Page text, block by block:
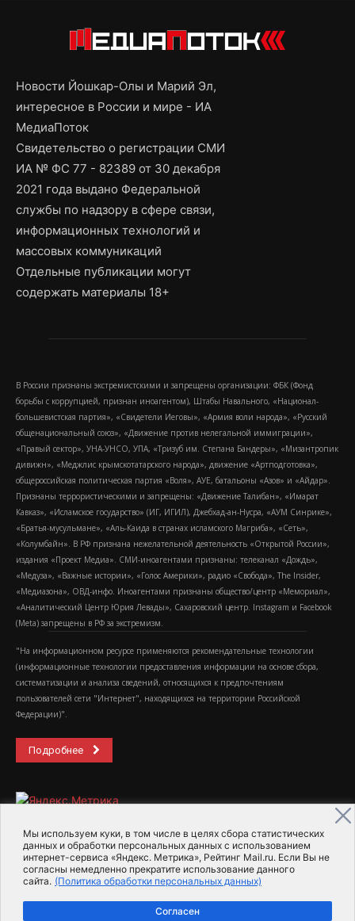
Мы используем куки, в том числе в целях сбора статистических
данных и обработки персональных данных с использованием
интернет-сервиса «Яндекс. Метрика», Рейтинг Mail.ru. Если Вы не
согласны немедленно прекратите использование данного
сайта. (Политика обработки персональных данных)
Согласен
Новости Йошкар-Олы и Марий Эл,
интересное в России и мире - ИА
МедиаПоток
Свидетельство о регистрации СМИ
ИА № ФС 77 - 82389 от 30 декабря
2021 года выдано Федеральной
службы по надзору в сфере связи,
информационных технологий и
массовых коммуникаций
Отдельные публикации могут
содержать материалы 18+
В России признаны экстремистскими и запрещены организации: ФБК (Фонд
борьбы с коррупцией, признан иноагентом), Штабы Навального, «Национал-
большевистская партия», «Свидетели Иеговы», «Армия воли народа», «Русский
общенациональный союз», «Движение против нелегальной иммиграции»,
«Правый сектор», УНА-УНСО, УПА, «Тризуб им. Степана Бандеры», «Мизантропик
дивижн», «Меджлис крымскотатарского народа», движение «Артподготовка»,
общероссийская политическая партия «Воля», АУЕ, батальоны «Азов» и «Айдар».
Признаны террористическими и запрещены: «Движение Талибан», «Имарат
Кавказ», «Исламское государство» (ИГ, ИГИЛ), Джебхад-ан-Нусра, «АУМ Синрике»,
«Братья-мусульмане», «Аль-Каида в странах исламского Магриба», «Сеть»,
«Колумбайн». В РФ признана нежелательной деятельность «Открытой России»,
издания «Проект Медиа». СМИ-иноагентами признаны: телеканал «Дождь»,
«Медуза», «Важные истории», «Голос Америки», радио «Свобода», The Insider,
«Медиазона», ОВД-инфо. Иноагентами признаны общество/центр «Мемориал»,
«Аналитический Центр Юрия Левады», Сахаровский центр. Instagram и Facebook
(Metа) запрещены в РФ за экстремизм.
"На информационном ресурсе применяются рекомендательные технологии
(информационные технологии предоставления информации на основе сбора,
систематизации и анализа сведений, относящихся к предпочтениям
пользователей сети "Интернет", находящихся на территории Российской
Федерации)".
Подробнее
2015-2026- Информационное агентство МедиаПоток
Для справки Об издании
Пользовательское соглашение
Политика обработки персональных данных